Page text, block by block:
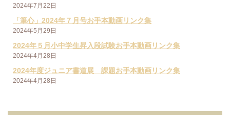
2024年7月22日
「筆心」2024年７月号お手本動画リンク集
2024年5月29日
2024年５月小中学生昇入段試験お手本動画リンク集
2024年4月28日
2024年度ジュニア書道展 課題お手本動画リンク集
2024年4月28日